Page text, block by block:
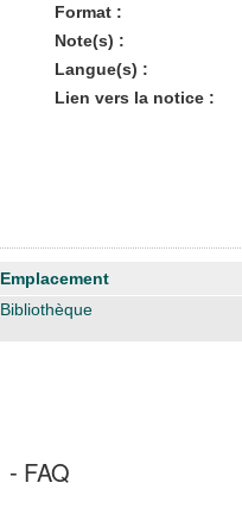
Format :
Note(s) :
Langue(s) :
Lien vers la notice :
Emplacement
Bibliothèque
FAQ